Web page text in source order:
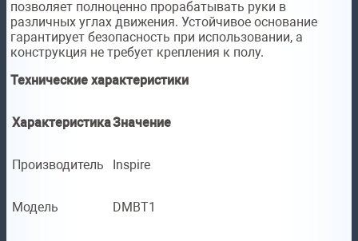
позволяет полноценно прорабатывать руки в
различных углах движения. Устойчивое основание
гарантирует безопасность при использовании, а
конструкция не требует крепления к полу.
Технические характеристики
ХарактеристикаЗначение
Производитель Inspire
Модель DMBT1